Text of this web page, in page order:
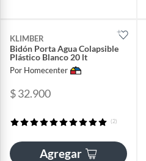
KLIMBER
Bidón Porta Agua Colapsible
Plástico Blanco 20 lt
Por Homecenter
$ 32.900
(2)
Agregar